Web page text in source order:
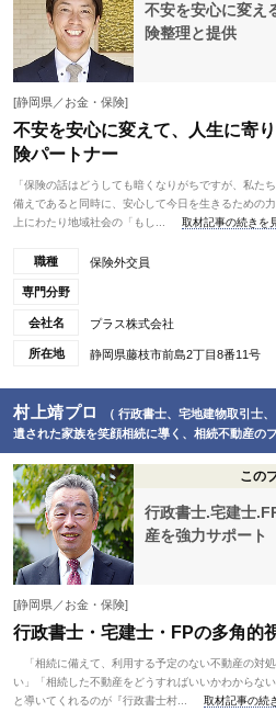
不安を安心に変え
険整理と提供
[静岡県／お金・保険]
不安を安心に変えて、人生に寄
険パートナー
「保険の話はどうしても暗くなりがちですが、私た
備えであると同時に、安心して今日を生きるための
上にわたり地域社会の「もし...
取材記事の続きを
職種 保険外交員
専門分野
会社名 プラス株式会社
所在地 静岡県藤枝市前島2丁目8番11号
村上靖プロ
（ 行政書士、宅地建物取引士
遺された家族を笑顔相続に導く、相続不動産の
この
行政書士.宅建士
産を強力サポート
[静岡県／お金・保険]
行政書士・宅建士・FPの多角的
「相続に備えて、利用する予定のない不動産の対
い」「相続した不動産をどうすればいいかわから
と導いてくれるのが『行政書士村...
取材記事の続